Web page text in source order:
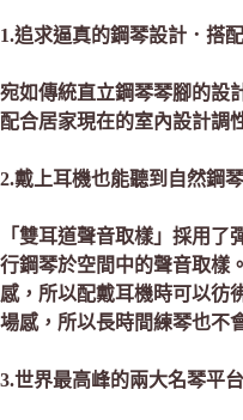
1.追求逼真的鋼琴設計．搭
宛如傳統直立鋼琴琴腳的設
配合居家現在的室內設計調
2.戴上耳機也能聽到自然鋼
「雙耳道聲音取樣」採用
行鋼琴於空間中的聲音取樣
感，所以配戴耳機時可以彷
場感，所以長時間練琴也不
3.世界最高峰的兩大名琴平